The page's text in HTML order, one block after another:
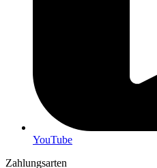
YouTube
Zahlungsarten